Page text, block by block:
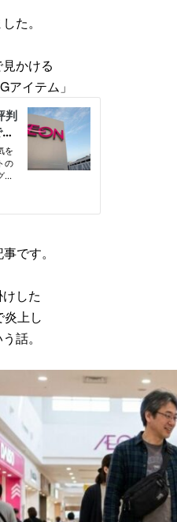
た。
かける
アイテム」
です。
した
上し
話。